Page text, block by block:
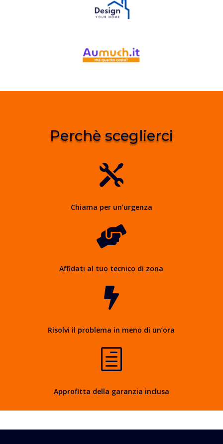
Perchè sceglierci

Chiama per un’urgenza

Affidati al tuo tecnico di zona

Risolvi il problema in meno di un’ora
h
Approfitta della garanzia inclusa